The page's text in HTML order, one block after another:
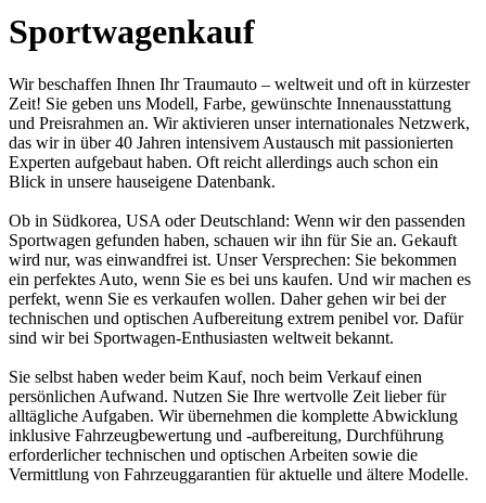
Sportwagenkauf
Wir beschaffen Ihnen Ihr Traumauto – weltweit und oft in kürzester
Zeit! Sie geben uns Modell, Farbe, gewünschte Innenausstattung
und Preisrahmen an. Wir aktivieren unser internationales Netzwerk,
das wir in über 40 Jahren intensivem Austausch mit passionierten
Experten aufgebaut haben. Oft reicht allerdings auch schon ein
Blick in unsere hauseigene Datenbank.
Ob in Südkorea, USA oder Deutschland: Wenn wir den passenden
Sportwagen gefunden haben, schauen wir ihn für Sie an. Gekauft
wird nur, was einwandfrei ist. Unser Versprechen: Sie bekommen
ein perfektes Auto, wenn Sie es bei uns kaufen. Und wir machen es
perfekt, wenn Sie es verkaufen wollen. Daher gehen wir bei der
technischen und optischen Aufbereitung extrem penibel vor. Dafür
sind wir bei Sportwagen-Enthusiasten weltweit bekannt.
Sie selbst haben weder beim Kauf, noch beim Verkauf einen
persönlichen Aufwand. Nutzen Sie Ihre wertvolle Zeit lieber für
alltägliche Aufgaben. Wir übernehmen die komplette Abwicklung
inklusive Fahrzeugbewertung und -aufbereitung, Durchführung
erforderlicher technischen und optischen Arbeiten sowie die
Vermittlung von Fahrzeuggarantien für aktuelle und ältere Modelle.